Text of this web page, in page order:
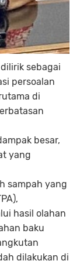
sebagai
persoalan
di
besar,
yang
sampah yang
hasil olahan
baku
dilakukan di